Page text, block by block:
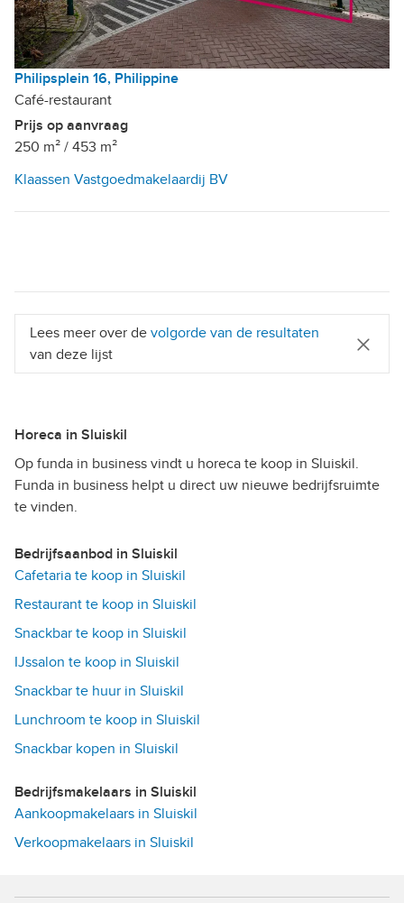
Philipsplein 16, Philippine
Café-restaurant
Prijs op aanvraag
250 m² / 453 m²
Klaassen Vastgoedmakelaardij BV
Lees meer over de volgorde van de resultaten
van deze lijst
Horeca in Sluiskil
Op funda in business vindt u horeca te koop in Sluiskil.
Funda in business helpt u direct uw nieuwe bedrijfsruimte
te vinden.
Bedrijfsaanbod in Sluiskil
Cafetaria te koop in Sluiskil
Restaurant te koop in Sluiskil
Snackbar te koop in Sluiskil
IJssalon te koop in Sluiskil
Snackbar te huur in Sluiskil
Lunchroom te koop in Sluiskil
Snackbar kopen in Sluiskil
Bedrijfsmakelaars in Sluiskil
Aankoopmakelaars in Sluiskil
Verkoopmakelaars in Sluiskil